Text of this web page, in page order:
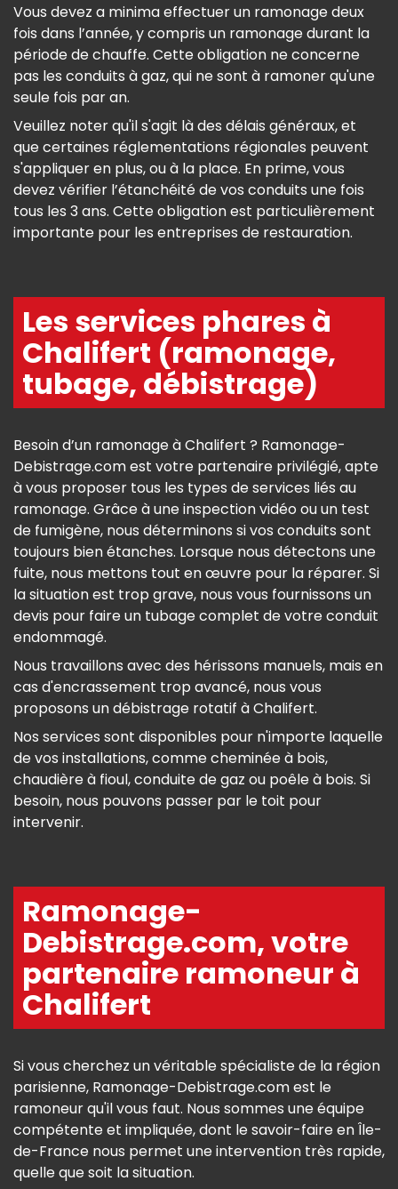
Vous devez a minima effectuer un ramonage deux
fois dans l’année, y compris un ramonage durant la
période de chauffe. Cette obligation ne concerne
pas les conduits à gaz, qui ne sont à ramoner qu'une
seule fois par an.
Veuillez noter qu'il s'agit là des délais généraux, et
que certaines réglementations régionales peuvent
s'appliquer en plus, ou à la place. En prime, vous
devez vérifier l’étanchéité de vos conduits une fois
tous les 3 ans. Cette obligation est particulièrement
importante pour les entreprises de restauration.
Les services phares à
Chalifert (ramonage,
tubage, débistrage)
Besoin d’un ramonage à Chalifert ? Ramonage-
Debistrage.com est votre partenaire privilégié, apte
à vous proposer tous les types de services liés au
ramonage. Grâce à une inspection vidéo ou un test
de fumigène, nous déterminons si vos conduits sont
toujours bien étanches. Lorsque nous détectons une
fuite, nous mettons tout en œuvre pour la réparer. Si
la situation est trop grave, nous vous fournissons un
devis pour faire un tubage complet de votre conduit
endommagé.
Nous travaillons avec des hérissons manuels, mais en
cas d'encrassement trop avancé, nous vous
proposons un débistrage rotatif à Chalifert.
Nos services sont disponibles pour n'importe laquelle
de vos installations, comme cheminée à bois,
chaudière à fioul, conduite de gaz ou poêle à bois. Si
besoin, nous pouvons passer par le toit pour
intervenir.
Ramonage-
Debistrage.com, votre
partenaire ramoneur à
Chalifert
Si vous cherchez un véritable spécialiste de la région
parisienne, Ramonage-Debistrage.com est le
ramoneur qu'il vous faut. Nous sommes une équipe
compétente et impliquée, dont le savoir-faire en Île-
de-France nous permet une intervention très rapide,
quelle que soit la situation.